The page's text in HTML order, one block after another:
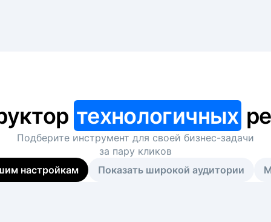
технологичных
Подберите инструмент для своей бизнес-задачи
за пару кликов
настройкам
Показать широкой аудитории